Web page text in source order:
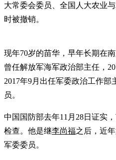
大常委会委员、全国人大农业
时被撤销。
现年70岁的苗华，早年长期在
曾任解放军海军政治部主任，
2017年9月出任军委政治工作
员。
中国国防部去年11月28日证实
检查。他是继李尚福之后，近
军委委员。